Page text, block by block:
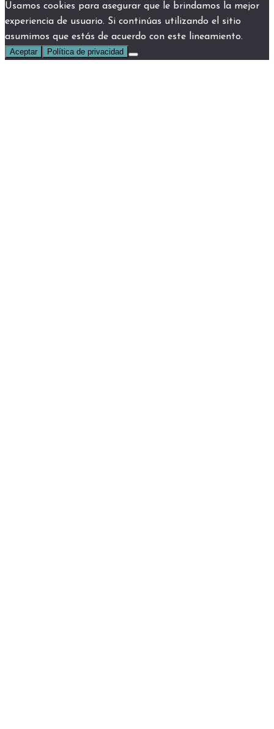
Usamos cookies para asegurar que le brindamos la mejor
experiencia de usuario. Si continúas utilizando el sitio
asumimos que estás de acuerdo con este lineamiento.
Aceptar Política de privacidad